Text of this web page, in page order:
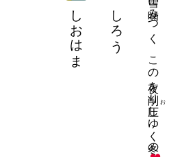
除雪車が雪に噛みつく この夜を削り
お
しゆく冬の鉄虫
しろう
しおはま